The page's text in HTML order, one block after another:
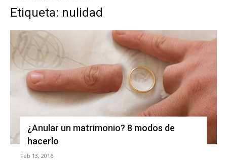
Etiqueta: nulidad
¿Anular un matrimonio? 8 modos de
hacerlo
Feb 13, 2016